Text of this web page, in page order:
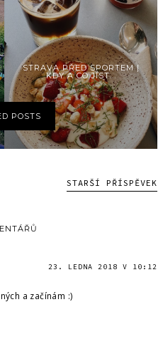
POSTS
STRAVA PŘED SPORTEM |
KDY A CO JÍST...
STARŠÍ PŘÍSPĚVEK
23. LEDNA 2018 V 10:12
a začínám :)